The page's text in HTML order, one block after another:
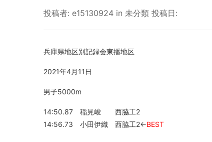
投稿者: e15130924 in 未分類 投稿日:
兵庫県地区別記録会東播地区
2021年4月11日
男子5000m
14:50.87 稲見峻 西脇工2
14:56.73 小田伊織 西脇工2←BEST